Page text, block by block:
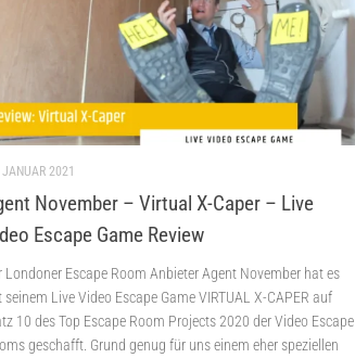
2021
November – Virtual X-Caper – Live
Escape Game Review
Londoner Escape Room Anbieter Agent November hat es
seinem Live Video Escape Game VIRTUAL X-CAPER auf
10 des Top Escape Room Projects 2020 der Video Escape
geschafft. Grund genug für uns einem eher speziellen